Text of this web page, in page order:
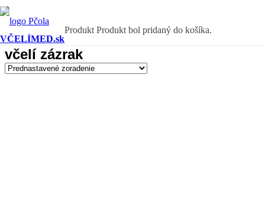
VČELÍMED.sk
Produkt Produkt bol pridaný do košíka.
včelí zázrak